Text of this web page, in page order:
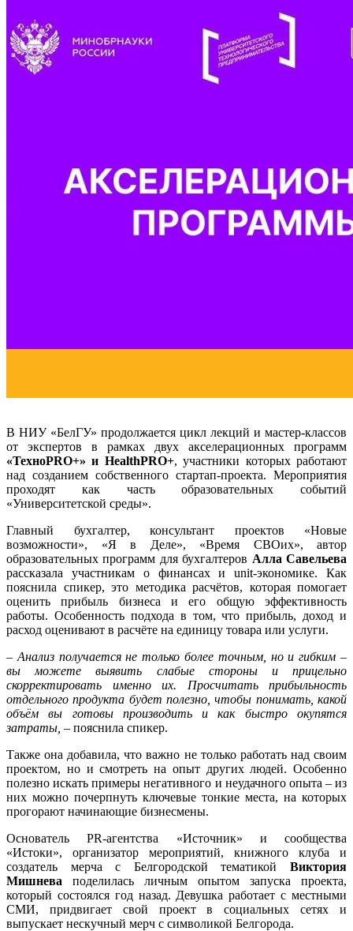
В НИУ «БелГУ» продолжается цикл лекций и мастер-классов
от экспертов в рамках двух акселерационных программ
«ТехноPRO+» и HealthPRO+, участники которых работают
над созданием собственного стартап-проекта. Мероприятия
проходят как часть образовательных событий
«Университетской среды».
Главный бухгалтер, консультант проектов «Новые
возможности», «Я в Деле», «Время СВОих», автор
образовательных программ для бухгалтеров Алла Савельева
рассказала участникам о финансах и unit-экономике. Как
пояснила спикер, это методика расчётов, которая помогает
оценить прибыль бизнеса и его общую эффективность
работы. Особенность подхода в том, что прибыль, доход и
расход оценивают в расчёте на единицу товара или услуги.
– Анализ получается не только более точным, но и гибким –
вы можете выявить слабые стороны и прицельно
скорректировать именно их. Просчитать прибыльность
отдельного продукта будет полезно, чтобы понимать, какой
объём вы готовы производить и как быстро окупятся
затраты, – пояснила спикер.
Также она добавила, что важно не только работать над своим
проектом, но и смотреть на опыт других людей. Особенно
полезно искать примеры негативного и неудачного опыта – из
них можно почерпнуть ключевые тонкие места, на которых
прогорают начинающие бизнесмены.
Основатель PR-агентства «Источник» и сообщества
«Истоки», организатор мероприятий, книжного клуба и
создатель мерча с Белгородской тематикой Виктория
Мишнева поделилась личным опытом запуска проекта,
который состоялся год назад. Девушка работает с местными
СМИ, придвигает свой проект в социальных сетях и
выпускает нескучный мерч с символикой Белгорода.